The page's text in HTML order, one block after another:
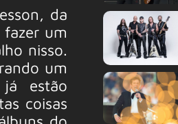
da
fazer um
nisso.
um
estão
coisas